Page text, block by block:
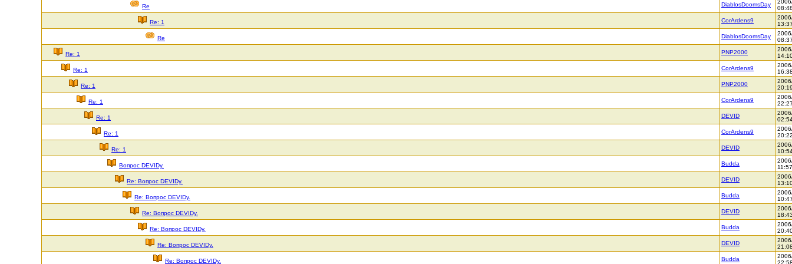
Re DiablosDoomsDay
Re: 1 CorArdens9
Re DiablosDoomsDay
Re: 1 PNP2000
Re: 1 CorArdens9
Re: 1 PNP2000
Re: 1 CorArdens9
Re: 1 DEVID
Re: 1 CorArdens9
Re: 1 DEVID
Вопрос DEVIDу. Budda
11:57
Re: Вопрос DEVIDу. DEVID
Re: Вопрос DEVIDу. Budda
Re: Вопрос DEVIDу. DEVID
Re: Вопрос DEVIDу. Budda
Re: Вопрос DEVIDу. DEVID
Re: Вопрос DEVIDу. Budda